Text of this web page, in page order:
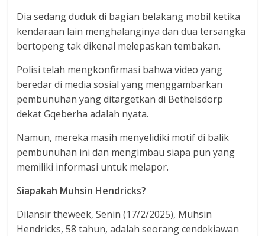
Dia sedang duduk di bagian belakang mobil ketika
kendaraan lain menghalanginya dan dua tersangka
bertopeng tak dikenal melepaskan tembakan.
Polisi telah mengkonfirmasi bahwa video yang
beredar di media sosial yang menggambarkan
pembunuhan yang ditargetkan di Bethelsdorp
dekat Gqeberha adalah nyata.
Namun, mereka masih menyelidiki motif di balik
pembunuhan ini dan mengimbau siapa pun yang
memiliki informasi untuk melapor.
Siapakah Muhsin Hendricks?
Dilansir theweek, Senin (17/2/2025), Muhsin
Hendricks, 58 tahun, adalah seorang cendekiawan